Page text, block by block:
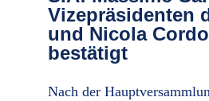
Vizepräsidenten
und Nicola
bestätigt
Nach der